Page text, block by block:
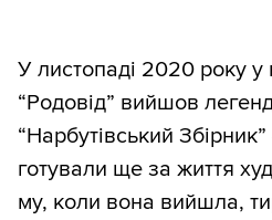
У листопаді 2020 року у
“Родовід” вийшов
“Нарбутівський
готували ще за життя
му, коли вона вийшла,